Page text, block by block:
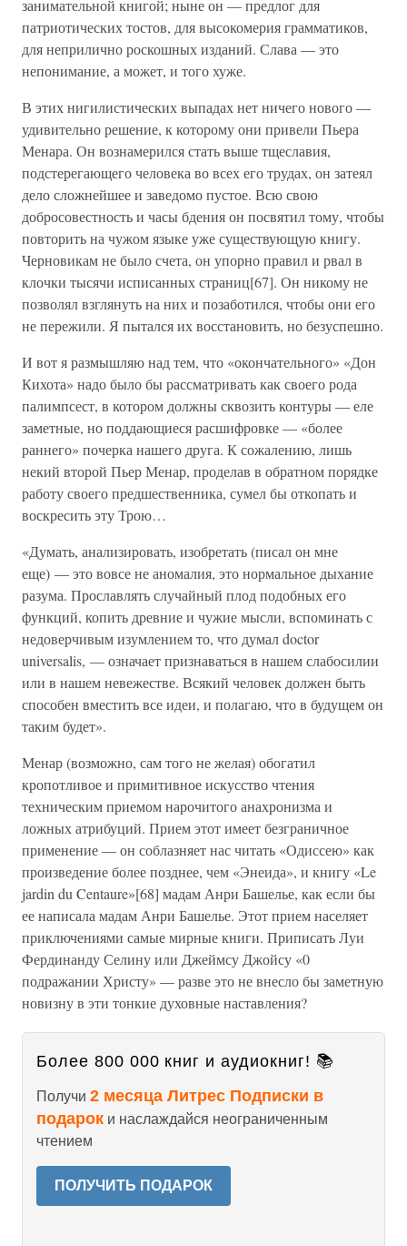
занимательной книгой; ныне он — предлог для
патриотических тостов, для высокомерия грамматиков,
для неприлично роскошных изданий. Слава — это
непонимание, а может, и того хуже.
В этих нигилистических выпадах нет ничего нового —
удивительно решение, к которому они привели Пьера
Менара. Он вознамерился стать выше тщеславия,
подстерегающего человека во всех его трудах, он затеял
дело сложнейшее и заведомо пустое. Всю свою
добросовестность и часы бдения он посвятил тому, чтобы
повторить на чужом языке уже существующую книгу.
Черновикам не было счета, он упорно правил и рвал в
клочки тысячи исписанных страниц[67]. Он никому не
позволял взглянуть на них и позаботился, чтобы они его
не пережили. Я пытался их восстановить, но безуспешно.
И вот я размышляю над тем, что «окончательного» «Дон
Кихота» надо было бы рассматривать как своего рода
палимпсест, в котором должны сквозить контуры — еле
заметные, но поддающиеся расшифровке — «более
раннего» почерка нашего друга. К сожалению, лишь
некий второй Пьер Менар, проделав в обратном порядке
работу своего предшественника, сумел бы откопать и
воскресить эту Трою…
«Думать, анализировать, изобретать (писал он мне
еще) — это вовсе не аномалия, это нормальное дыхание
разума. Прославлять случайный плод подобных его
функций, копить древние и чужие мысли, вспоминать с
недоверчивым изумлением то, что думал doctor
universalis, — означает признаваться в нашем слабосилии
или в нашем невежестве. Всякий человек должен быть
способен вместить все идеи, и полагаю, что в будущем он
таким будет».
Менар (возможно, сам того не желая) обогатил
кропотливое и примитивное искусство чтения
техническим приемом нарочитого анахронизма и
ложных атрибуций. Прием этот имеет безграничное
применение — он соблазняет нас читать «Одиссею» как
произведение более позднее, чем «Энеида», и книгу «Le
jardin du Centaure»[68] мадам Анри Башелье, как если бы
ее написала мадам Анри Башелье. Этот прием населяет
приключениями самые мирные книги. Приписать Луи
Фердинанду Селину или Джеймсу Джойсу «0
подражании Христу» — разве это не внесло бы заметную
новизну в эти тонкие духовные наставления?
Более 800 000 книг и аудиокниг! 📚
Получи 2 месяца Литрес Подписки в
подарок и наслаждайся неограниченным
чтением
ПОЛУЧИТЬ ПОДАРОК